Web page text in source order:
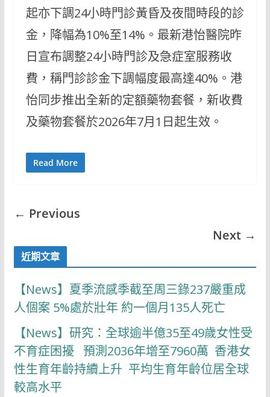
起亦下調24小時門診黃昏及夜間時段的診
金，降幅為10%至14%。最新港怡醫院昨
日宣布調整24小時門診及急症室服務收
費，稱門診診金下調幅度最高達40%。港
怡同步推出全新的定額藥物套餐，新收費
及藥物套餐於2026年7月1日起生效。
Read More
← Previous
Next →
近期文章
【News】夏季流感季截至周三錄237嚴重成
人個案 5%處於壯年 約一個月135人死亡
【News】研究：全球逾半億35至49歲女性受
不育症困擾 預測2036年增至7960萬 香港女
性生育年齡持續上升 平均生育年齡位居全球
較高水平